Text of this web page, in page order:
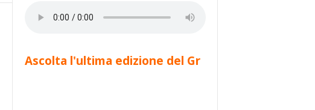
Ascolta l'ultima edizione del Gr